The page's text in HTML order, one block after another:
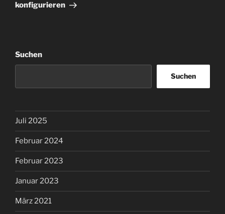
konfigurieren
Suchen
Suchen
Juli 2025
Februar 2024
Februar 2023
Januar 2023
März 2021